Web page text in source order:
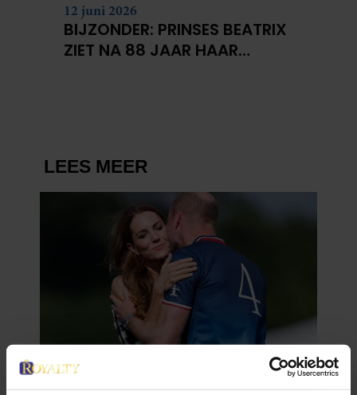
12 juni 2026
BIJZONDER: PRINSES BEATRIX
ZIET NA 88 JAAR HAAR